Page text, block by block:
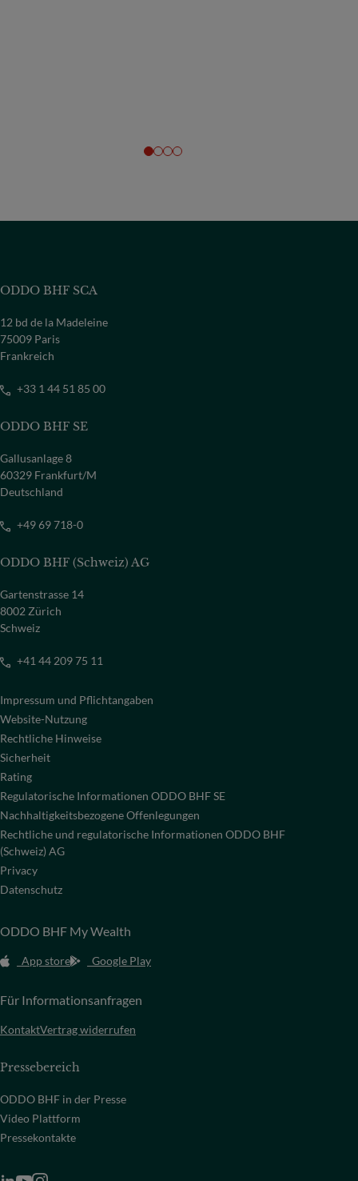
ODDO BHF SCA
12 bd de la Madeleine
75009 Paris
Frankreich
+33 1 44 51 85 00
ODDO BHF SE
Gallusanlage 8
60329 Frankfurt/M
Deutschland
+49 69 718-0
ODDO BHF (Schweiz) AG
Gartenstrasse 14
8002 Zürich
Schweiz
+41 44 209 75 11
Impressum und Pflichtangaben
Website-Nutzung
Rechtliche Hinweise
Sicherheit
Rating
Regulatorische Informationen ODDO BHF SE
Nachhaltigkeitsbezogene Offenlegungen
Rechtliche und regulatorische Informationen ODDO BHF
(Schweiz) AG
Privacy
Datenschutz
ODDO BHF My Wealth
App store Google Play
Für Informationsanfragen
KontaktVertrag widerrufen
Pressebereich
ODDO BHF in der Presse
Video Plattform
Pressekontakte